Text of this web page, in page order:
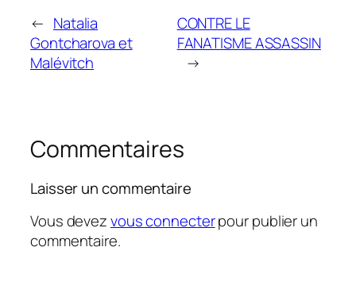
← Natalia
Gontcharova et
Malévitch
CONTRE LE
FANATISME ASSASSIN
→
Commentaires
Laisser un commentaire
Vous devezvous connecterpour publier un
commentaire.